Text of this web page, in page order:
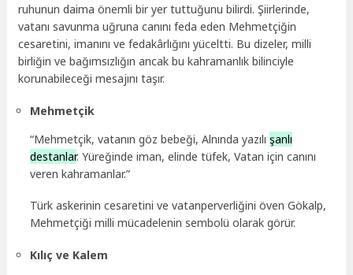
ruhunun daima önemli bir yer tuttuğunu bilirdi. Şiirlerinde,
vatanı savunma uğruna canını feda eden Mehmetçiğin
cesaretini, imanını ve fedakârlığını yüceltti. Bu dizeler, milli
birliğin ve bağımsızlığın ancak bu kahramanlık bilinciyle
korunabileceği mesajını taşır.
Mehmetçik
“Mehmetçik, vatanın göz bebeği, Alnında yazılışanlı
destanlar. Yüreğinde iman, elinde tüfek, Vatan için canını
veren kahramanlar.”
Türk askerinin cesaretini ve vatanperverliğini öven Gökalp,
Mehmetçiği milli mücadelenin sembolü olarak görür.
Kılıç ve Kalem